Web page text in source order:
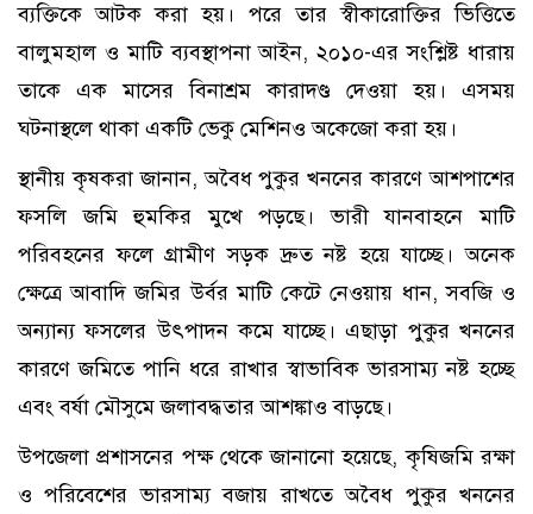
ব্যক্তিকে আটক করা হয়। পরে তার স্বীকারোক্তির ভিত্তিতে
বালুমহাল ও মাটি ব্যবস্থাপনা আইন, ২০১০-এর সংশ্লিষ্ট ধারায়
তাকে এক মাসের বিনাশ্রম কারাদণ্ড দেওয়া হয়। এসময়
ঘটনাস্থলে থাকা একটি ভেকু মেশিনও অকেজো করা হয়।
স্থানীয় কৃষকরা জানান, অবৈধ পুকুর খননের কারণে আশপাশের
ফসলি জমি হুমকির মুখে পড়ছে। ভারী যানবাহনে মাটি
পরিবহনের ফলে গ্রামীণ সড়ক দ্রুত নষ্ট হয়ে যাচ্ছে। অনেক
ক্ষেত্রে আবাদি জমির উর্বর মাটি কেটে নেওয়ায় ধান, সবজি ও
অন্যান্য ফসলের উৎপাদন কমে যাচ্ছে। এছাড়া পুকুর খননের
কারণে জমিতে পানি ধরে রাখার স্বাভাবিক ভারসাম্য নষ্ট হচ্ছে
এবং বর্ষা মৌসুমে জলাবদ্ধতার আশঙ্কাও বাড়ছে।
উপজেলা প্রশাসনের পক্ষ থেকে জানানো হয়েছে, কৃষিজমি রক্ষা
ও পরিবেশের ভারসাম্য বজায় রাখতে অবৈধ পুকুর খননের